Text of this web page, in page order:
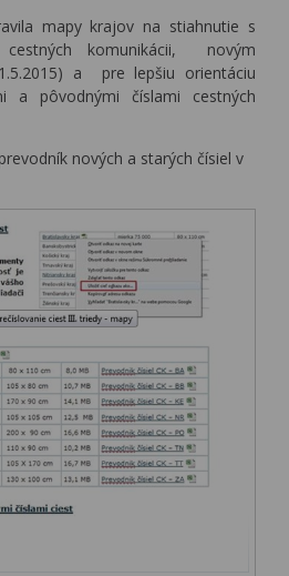
mapy krajov na stiahnutie s
cestných komunikácii, novým
a pre lepšiu orientáciu
a pôvodnými číslami cestných
nových a starých čísiel v